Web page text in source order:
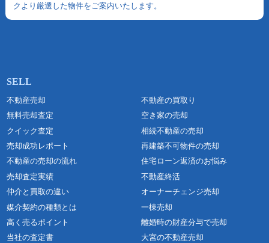
クより厳選した物件をご案内いたします。
不動産売却
無料売却査定
クイック査定
売却成功レポート
不動産の売却の流れ
売却査定実績
仲介と買取の違い
媒介契約の種類とは
高く売るポイント
当社の査定書
不動産の買取り
空き家の売却
相続不動産の売却
再建築不可物件の売却
住宅ローン返済のお悩み
不動産終活
オーナーチェンジ売却
一棟売却
離婚時の財産分与で売却
大宮の不動産売却